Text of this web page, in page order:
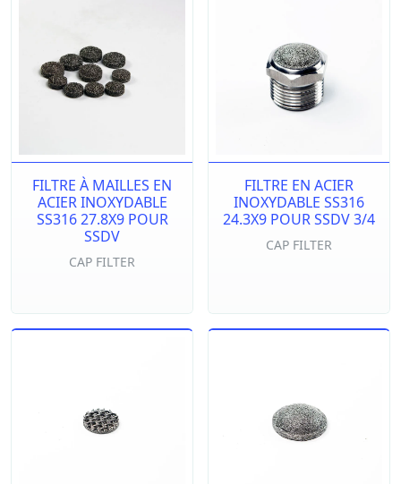
FILTRE À MAILLES EN
ACIER INOXYDABLE
SS316 27.8X9 POUR
SSDV
CAP FILTER
FILTRE EN ACIER
INOXYDABLE SS316
24.3X9 POUR SSDV 3/4
CAP FILTER